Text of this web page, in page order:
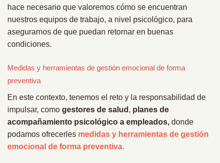
hace necesario que valoremos cómo se encuentran
nuestros equipos de trabajo, a nivel psicológico, para
asegurarnos de que puedan retornar en buenas
condiciones.
Medidas y herramientas de gestión emocional de forma
preventiva
En este contexto, tenemos el reto y la responsabilidad de
impulsar, como gestores de salud , planes de
acompañamiento psicológico a empleados, donde
podamos ofrecerles medidas y herramientas de gestión
emocional de forma preventiva.